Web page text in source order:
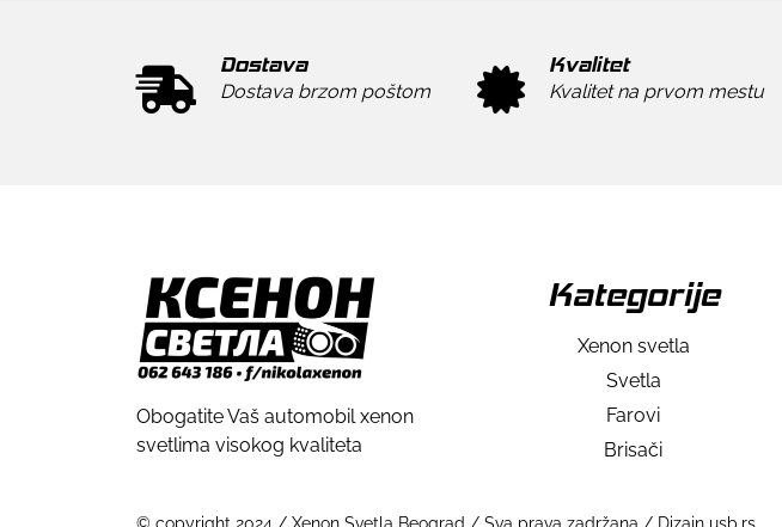
Dostava
Dostava brzom poštom
Kvalitet
Kvalitet na prvom mestu
Obogatite Vaš automobil xenon
svetlima visokog kvaliteta
Kategorije
Xenon svetla
Svetla
Farovi
Brisači